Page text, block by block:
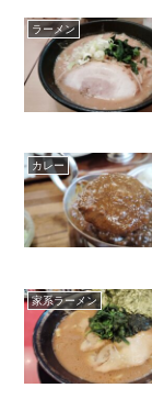
ラーメン
カレー
家系ラーメン